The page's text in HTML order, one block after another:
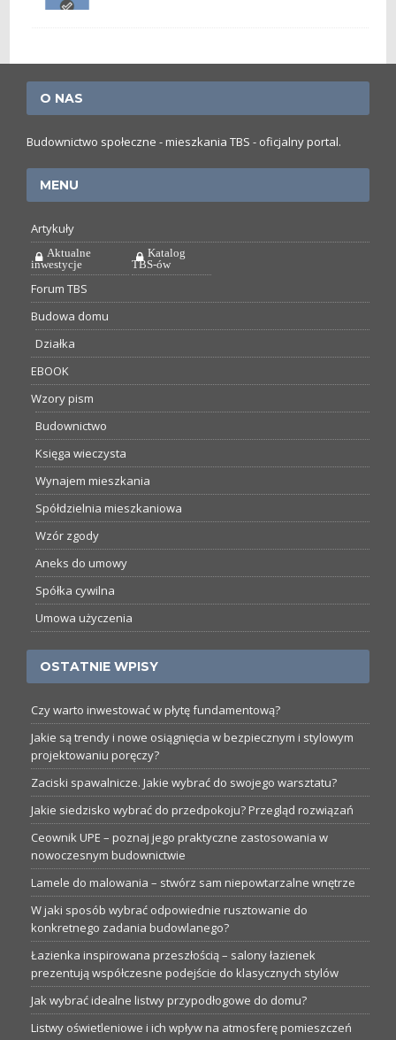
O NAS
Budownictwo społeczne - mieszkania TBS - oficjalny portal.
MENU
Artykuły
Aktualne
inwestycje
Katalog
TBS-ów
Forum TBS
Budowa domu
Działka
EBOOK
Wzory pism
Budownictwo
Księga wieczysta
Wynajem mieszkania
Spółdzielnia mieszkaniowa
Wzór zgody
Aneks do umowy
Spółka cywilna
Umowa użyczenia
OSTATNIE WPISY
Czy warto inwestować w płytę fundamentową?
Jakie są trendy i nowe osiągnięcia w bezpiecznym i stylowym
projektowaniu poręczy?
Zaciski spawalnicze. Jakie wybrać do swojego warsztatu?
Jakie siedzisko wybrać do przedpokoju? Przegląd rozwiązań
Ceownik UPE – poznaj jego praktyczne zastosowania w
nowoczesnym budownictwie
Lamele do malowania – stwórz sam niepowtarzalne wnętrze
W jaki sposób wybrać odpowiednie rusztowanie do
konkretnego zadania budowlanego?
Łazienka inspirowana przeszłością – salony łazienek
prezentują współczesne podejście do klasycznych stylów
Jak wybrać idealne listwy przypodłogowe do domu?
Listwy oświetleniowe i ich wpływ na atmosferę pomieszczeń